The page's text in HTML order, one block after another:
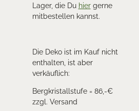
Lager, die Du hiergerne
mitbestellen kannst.
Die Deko ist im Kauf nicht
enthalten, ist aber
verkäuflich:
Bergkristallstufe = 86,-€
zzgl. Versand